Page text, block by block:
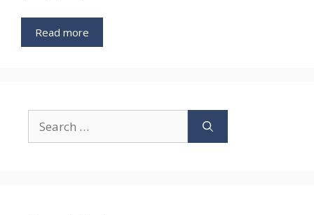
Read more
for: